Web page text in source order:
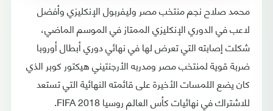
محمد صلاح نجم منتخب مصر وليفربول الإنكليزي وأفضل
لاعب في الدوري الإنكليزي الممتاز في الموسم الماضي،
شكلت إصابته التي تعرض لها في نهائي دوري أبطال أوروبا
ضربة قوية لمنتخب مصر ومدربه الأرجنتيني هيكتور كوبر الذي
كان يضع اللمسات الأخيرة على قائمته النهائية التي تستعد
للاشتراك في نهائيات كأس العالم روسيا FIFA 2018.